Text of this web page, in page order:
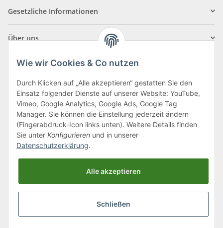
Gesetzliche Informationen
Über uns
Klagenfurter Straße 29
9556 Liebenfels
Montag bis Donnerstag: 8:00 bis 16:30 Uhr
Freitag: 8:00 bis 12:00 Uhr
Tel.:0043 (0) 4262 50900
office@cncshop.at
Wie wir Cookies & Co nutzen
Durch Klicken auf „Alle akzeptieren“ gestatten Sie den
Einsatz folgender Dienste auf unserer Website: YouTube,
Vimeo, Google Analytics, Google Ads, Google Tag
Manager. Sie können die Einstellung jederzeit ändern
(Fingerabdruck-Icon links unten). Weitere Details finden
Sie unter Konfigurieren und in unserer
Datenschutzerklärung.
Alle akzeptieren
Schließen